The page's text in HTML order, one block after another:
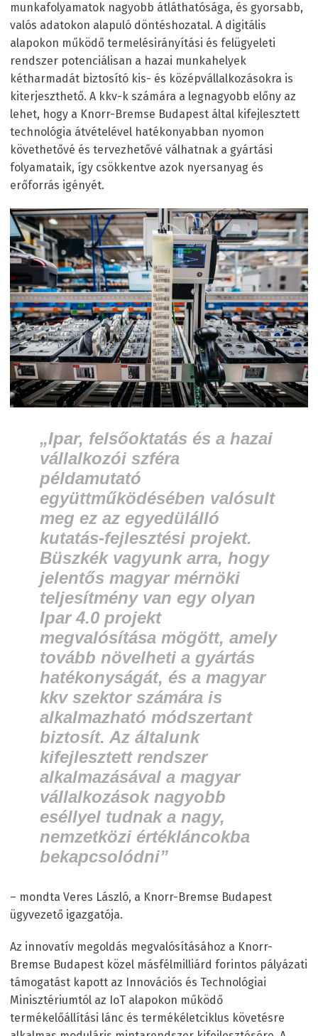
munkafolyamatok nagyobb átláthatósága, és gyorsabb,
valós adatokon alapuló döntéshozatal. A digitális
alapokon működő termelésirányítási és felügyeleti
rendszer potenciálisan a hazai munkahelyek
kétharmadát biztosító kis- és középvállalkozásokra is
kiterjeszthető. A kkv-k számára a legnagyobb előny az
lehet, hogy a Knorr-Bremse Budapest által kifejlesztett
technológia átvételével hatékonyabban nyomon
követhetővé és tervezhetővé válhatnak a gyártási
folyamataik, így csökkentve azok nyersanyag és
erőforrás igényét.
„Ipar, felsőoktatás és a hazai
vállalkozói szféra
példamutató
együttműködésében valósult
meg ez az egyedülálló
kutatás-fejlesztési projekt.
Büszkék vagyunk arra, hogy
jelentős magyar mérnöki
teljesítmény van egy olyan
Ipar 4.0 projekt
megvalósítása mögött, amely
tovább növelheti a gyártás
hatékonyságát, és a magyar
kkv szektor számára is
alkalmazható módszertant
biztosít. Az általunk
kifejlesztett rendszer
alkalmazásával a magyar
vállalkozások nagyobb
eséllyel tudnak a nagy,
nemzetközi értékláncokba
bekapcsolódni”
– mondta Veres László, a Knorr-Bremse Budapest
ügyvezető igazgatója.
Az innovatív megoldás megvalósításához a Knorr-
Bremse Budapest közel másfélmilliárd forintos pályázati
támogatást kapott az Innovációs és Technológiai
Minisztériumtól az IoT alapokon működő
termékelőállítási lánc és termékéletciklus követésre